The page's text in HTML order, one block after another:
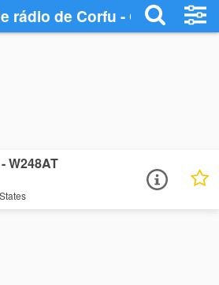
rádio de Corfu - Ouça Online
W248AT